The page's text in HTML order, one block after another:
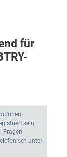
für
sein,
Fragen
unter